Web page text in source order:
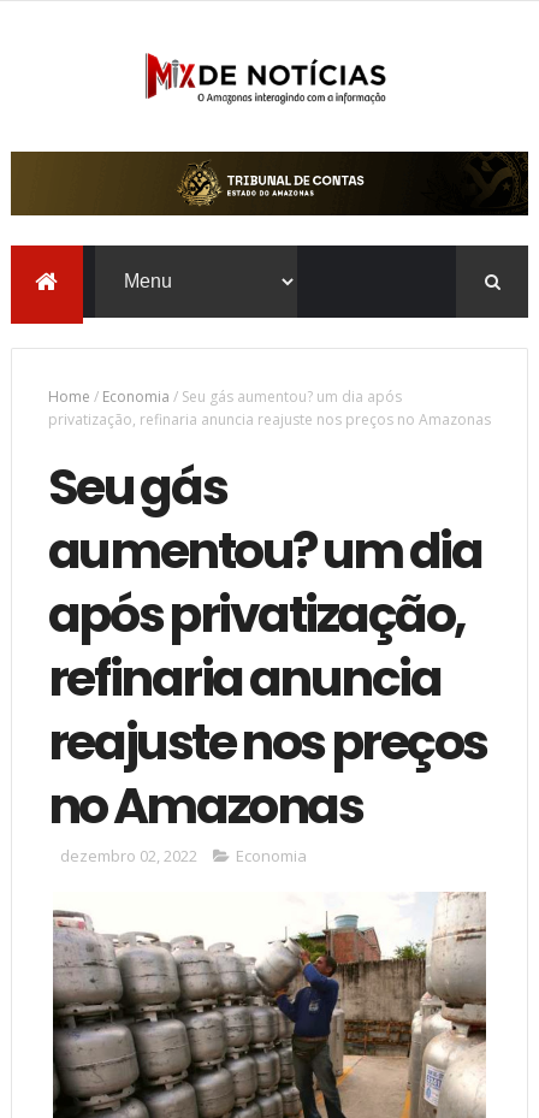
Home / Economia / Seu gás aumentou? um dia após
privatização, refinaria anuncia reajuste nos preços no Amazonas
Seu gás
aumentou? um dia
após privatização,
refinaria anuncia
reajuste nos preços
no Amazonas
dezembro 02, 2022 Economia